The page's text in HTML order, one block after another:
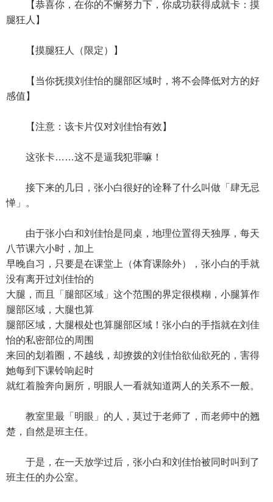
【恭喜你，在你的不懈努力下，你成功获得成就卡：摸
腿狂人】
【摸腿狂人（限定）】
【当你抚摸刘佳怡的腿部区域时，将不会降低对方的好
感值】
【注意：该卡片仅对刘佳怡有效】
这张卡……这不是逼我犯罪嘛！
接下来的几日，张小白很好的诠释了什么叫做「肆无忌
惮」。
由于张小白和刘佳怡是同桌，地理位置得天独厚，每天
八节课六小时，加上
早晚自习，只要是在课堂上（体育课除外），张小白的手就
没有离开过刘佳怡的
大腿，而且「腿部区域」这个范围的界定很模糊，小腿算作
腿部区域，大腿也算
腿部区域，大腿根处也算腿部区域！张小白的手指就在刘佳
怡的私密部位的周围
来回的划着圈，不越线，却撩拨的刘佳怡欲仙欲死的，害得
她每到下课铃响起时
就红着脸奔向厕所，明眼人一看就知道两人的关系不一般。
教室里最「明眼」的人，莫过于老师了，而老师中的翘
楚，自然是班主任。
于是，在一天放学过后，张小白和刘佳怡被同时叫到了
班主任的办公室。